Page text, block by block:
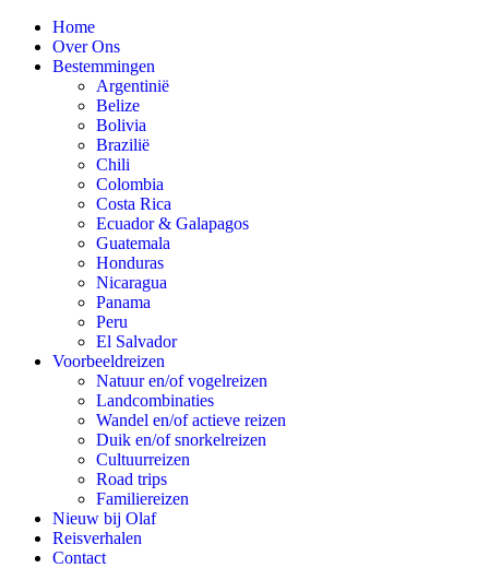
Home
Over Ons
Bestemmingen
Argentinië
Belize
Bolivia
Brazilië
Chili
Colombia
Costa Rica
Ecuador & Galapagos
Guatemala
Honduras
Nicaragua
Panama
Peru
El Salvador
Voorbeeldreizen
Natuur en/of vogelreizen
Landcombinaties
Wandel en/of actieve reizen
Duik en/of snorkelreizen
Cultuurreizen
Road trips
Familiereizen
Nieuw bij Olaf
Reisverhalen
Contact